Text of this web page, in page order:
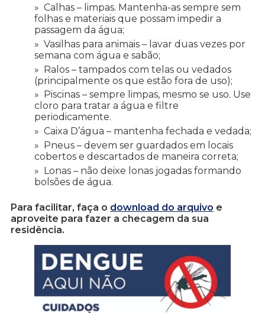
Calhas – limpas. Mantenha-as sempre sem
folhas e materiais que possam impedir a
passagem da água;
Vasilhas para animais – lavar duas vezes por
semana com água e sabão;
Ralos – tampados com telas ou vedados
(principalmente os que estão fora de uso);
Piscinas – sempre limpas, mesmo se uso. Use
cloro para tratar a água e filtre
periodicamente.
Caixa D’água – mantenha fechada e vedada;
Pneus – devem ser guardados em locais
cobertos e descartados de maneira correta;
Lonas – não deixe lonas jogadas formando
bolsões de água.
Para facilitar, faça o download do arquivo e
aproveite para fazer a checagem da sua
residência.